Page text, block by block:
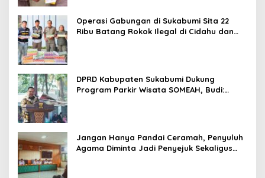
Operasi Gabungan di Sukabumi Sita 22
Ribu Batang Rokok Ilegal di Cidahu dan
DPRD Kabupaten Sukabumi Dukung
Program Parkir Wisata SOMEAH, Budi:
Jangan Hanya Pandai Ceramah, Penyuluh
Agama Diminta Jadi Penyejuk Sekaligus